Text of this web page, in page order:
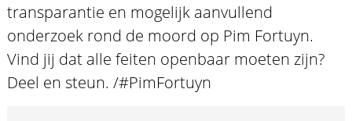
transparantie en mogelijk aanvullend
onderzoek rond de moord op Pim Fortuyn.
Vind jij dat alle feiten openbaar moeten zijn?
Deel en steun. /#PimFortuyn